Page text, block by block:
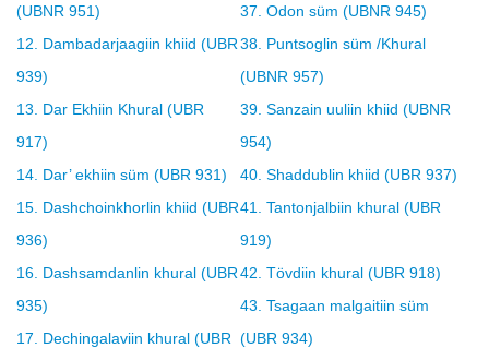
(UBNR 951)
12. Dambadarjaagiin khiid (UBR
939)
13. Dar Ekhiin Khural (UBR
917)
14. Dar’ ekhiin süm (UBR 931)
15. Dashchoinkhorlin khiid (UBR
936)
16. Dashsamdanlin khural (UBR
935)
17. Dechingalaviin khural (UBR
37. Odon süm (UBNR 945)
38. Puntsoglin süm /Khural
(UBNR 957)
39. Sanzain uuliin khiid (UBNR
954)
40. Shaddublin khiid (UBR 937)
41. Tantonjalbiin khural (UBR
919)
42. Tövdiin khural (UBR 918)
43. Tsagaan malgaitiin süm
(UBR 934)